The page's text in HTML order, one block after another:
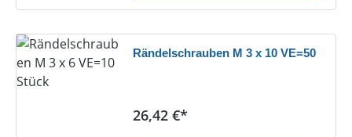
Rändelschrauben M 3 x 10 VE=50
Regulärer Preis:
26,42 €*